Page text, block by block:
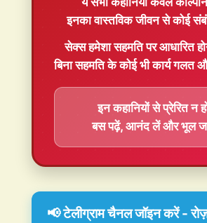
इनका वास्तविक जीवन से कोई
सेक्स हमेशासहमतिपर आधारित
बिना सहमति के कोई भी कार्य गलत
इन कहानियों से प्रेरित न
बस पढ़ें, आनंद लें और भूल
📢 टेलीग्राम चैनल जॉइन करें -